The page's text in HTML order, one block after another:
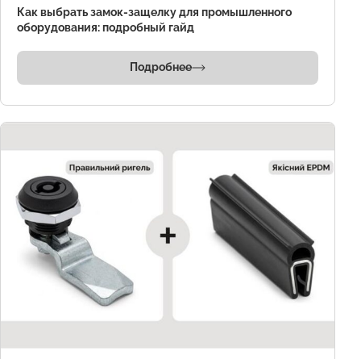
Как выбрать замок-защелку для промышленного
оборудования: подробный гайд
Подробнее